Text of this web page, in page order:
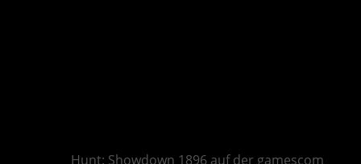
Hunt: Showdown 1896 auf der gamescom